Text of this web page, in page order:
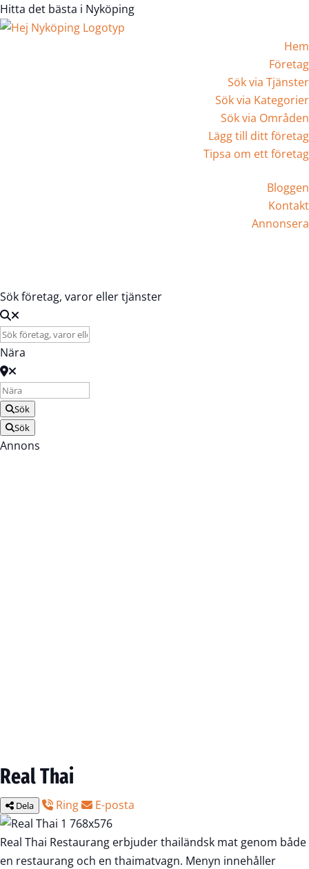
Hitta det bästa i Nyköping
Hem
Företag
Sök via Tjänster
Sök via Kategorier
Sök via Områden
Lägg till ditt företag
Tipsa om ett företag
Bloggen
Kontakt
Annonsera
Sök företag, varor eller tjänster
Nära
Sök
Sök
Annons
Real Thai
Dela Ring E-posta
Real Thai Restaurang erbjuder thailändsk mat genom både
en restaurang och en thaimatvagn. Menyn innehåller